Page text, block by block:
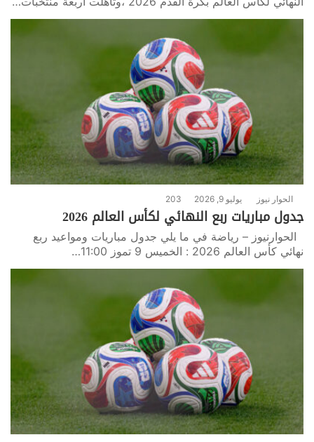
الحوار نيوز يوليو 9, 2026 203
جدول مباريات ربع النهائي لكأس العالم 2026
الحوارنيوز – رياضة في ما يلي جدول مباريات ومواعيد ربع
نهائي كأس العالم 2026 : الخميس 9 تموز 11:00…